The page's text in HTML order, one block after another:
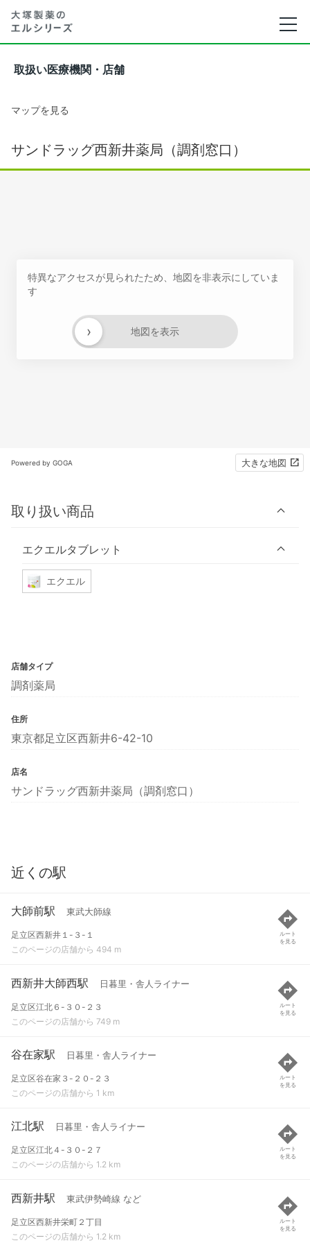
取扱い医療機関・店舗
マップを見る
サンドラッグ西新井薬局（調剤窓口）
特異なアクセスが見られたため、地図を非表示にしていま
す
地図を表示
›
Powered by GOGA 大きな地図
取り扱い商品
エクエルタブレット
エクエル
店舗タイプ
調剤薬局
住所
東京都足立区西新井6-42-10
店名
サンドラッグ西新井薬局（調剤窓口）
近くの駅
大師前駅 東武大師線
足立区西新井１-３-１
このページの店舗から 494 m
ルート
を見る
西新井大師西駅 日暮里・舎人ライナー
足立区江北６-３０-２３
このページの店舗から 749 m
ルート
を見る
谷在家駅 日暮里・舎人ライナー
足立区谷在家３-２０-２３
このページの店舗から 1 km
ルート
を見る
江北駅 日暮里・舎人ライナー
足立区江北４-３０-２７
このページの店舗から 1.2 km
ルート
を見る
西新井駅 東武伊勢崎線 など
足立区西新井栄町２丁目
このページの店舗から 1.2 km
ルート
を見る